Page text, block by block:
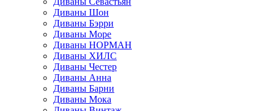
Диваны Шон
Диваны Бэрри
Диваны Море
Диваны НОРМАН
Диваны ХИЛС
Диваны Честер
Диваны Анна
Диваны Барни
Диваны Мока